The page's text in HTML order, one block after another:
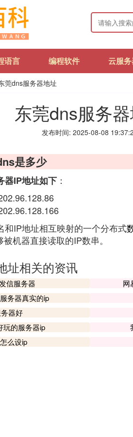
语言 编程软件 云服
莞dns服务器地址
东莞dns服务
发布时间: 2025-08-08
是多少
器IP地址如下 ：
和IP地址相互映射的一个分布式
机器直接读取的IP数串。
址相关的资讯
信服务器
网
务器真实的ip
器好
玩的服务器ip
么设ip